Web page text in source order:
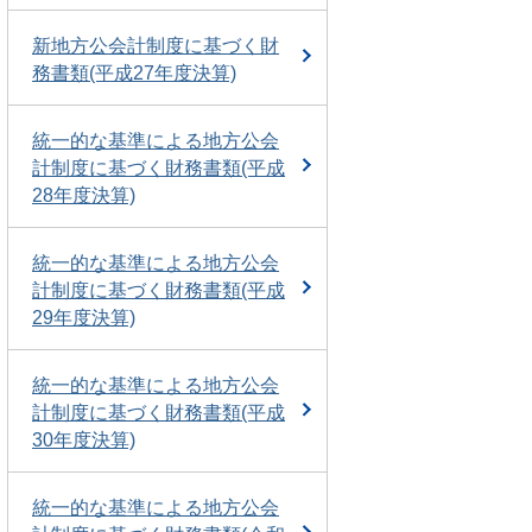
新地方公会計制度に基づく財
務書類(平成27年度決算)
統一的な基準による地方公会
計制度に基づく財務書類(平成
28年度決算)
統一的な基準による地方公会
計制度に基づく財務書類(平成
29年度決算)
統一的な基準による地方公会
計制度に基づく財務書類(平成
30年度決算)
統一的な基準による地方公会